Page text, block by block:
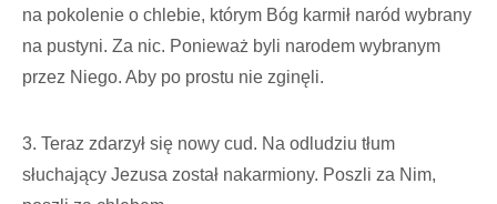
na pokolenie o chlebie, którym Bóg karmił naród wybrany
na pustyni. Za nic. Ponieważ byli narodem wybranym
przez Niego. Aby po prostu nie zginęli.
3. Teraz zdarzył się nowy cud. Na odludziu tłum
słuchający Jezusa został nakarmiony. Poszli za Nim,